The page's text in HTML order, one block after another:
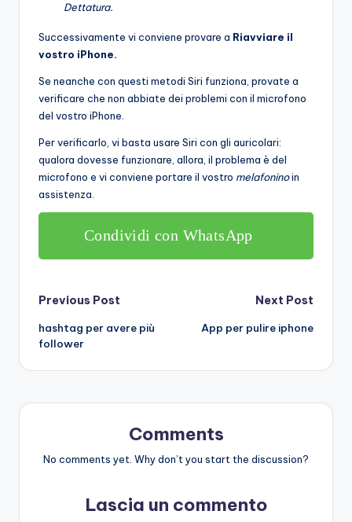
Dettatura.
Successivamente vi conviene provare a Riavviare il
vostro iPhone.
Se neanche con questi metodi Siri funziona, provate a
verificare che non abbiate dei problemi con il microfono
del vostro iPhone.
Per verificarlo, vi basta usare Siri con gli auricolari:
qualora dovesse funzionare, allora, il problema è del
microfono e vi conviene portare il vostro melafoninoin
assistenza.
Condividi con WhatsApp
Post
navigation
Previous Post
hashtag per avere più
follower
Next Post
App per pulire iphone
Comments
No comments yet. Why don’t you start the discussion?
Lascia un commento